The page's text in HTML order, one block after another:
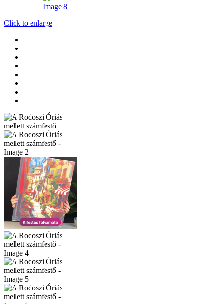
Click to enlarge